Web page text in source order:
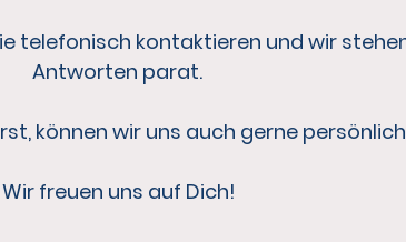
telefonisch kontaktieren und wir
Antworten parat.
können wir uns auch gerne
Wir freuen uns auf Dich!